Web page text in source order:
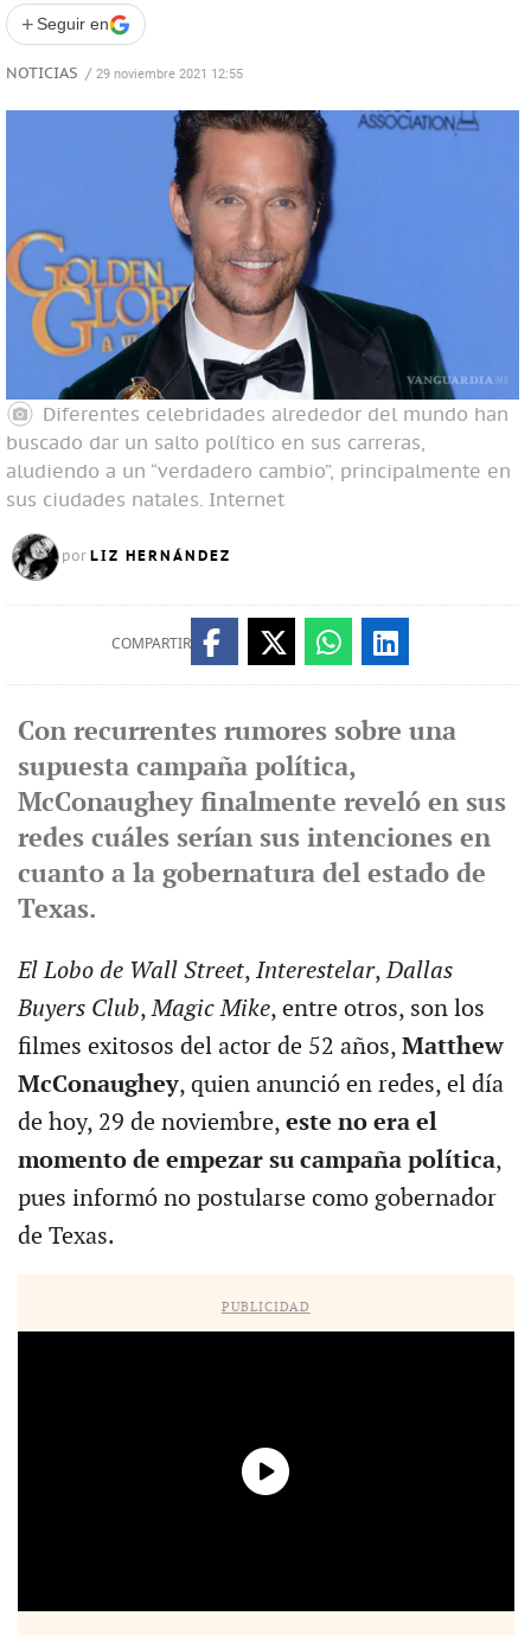
+ Seguir en
NOTICIAS / 29 noviembre 2021 12:55
Diferentes celebridades alrededor del mundo han
buscado dar un salto político en sus carreras,
aludiendo a un “verdadero cambio”, principalmente en
sus ciudades natales. Internet
por LIZ HERNÁNDEZ
COMPARTIR
Con recurrentes rumores sobre una
supuesta campaña política,
McConaughey finalmente reveló en sus
redes cuáles serían sus intenciones en
cuanto a la gobernatura del estado de
Texas.
El Lobo de Wall Street, Interestelar,Dallas
Buyers Club,Magic Mike, entre otros, son los
filmes exitosos del actor de 52 años, Matthew
McConaughey, quien anunció en redes, el día
de hoy, 29 de noviembre, este no era el
momento de empezar su campaña política,
pues informó no postularse como gobernador
de Texas.
PUBLICIDAD